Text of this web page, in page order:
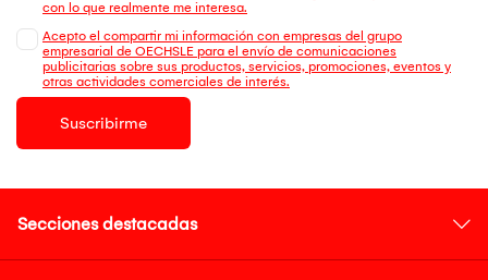
con lo que realmente me interesa.
Acepto el compartir mi información con empresas del grupo
empresarial de OECHSLE para el envío de comunicaciones
publicitarias sobre sus productos, servicios, promociones, eventos y
otras actividades comerciales de interés.
Suscribirme
Secciones destacadas